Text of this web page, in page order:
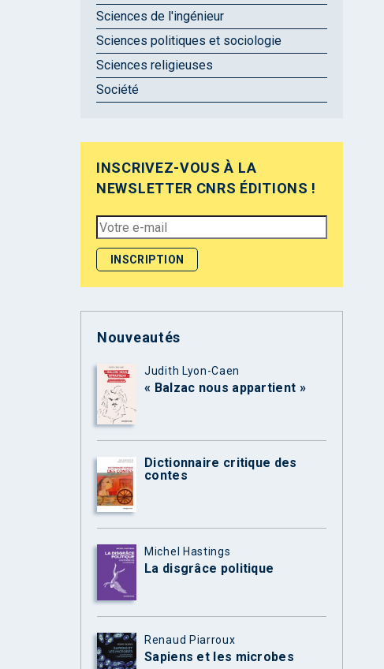
Sciences de l'ingénieur
Sciences politiques et sociologie
Sciences religieuses
Société
INSCRIVEZ-VOUS À LA
NEWSLETTER CNRS ÉDITIONS !
Nouveautés
Judith Lyon-Caen
« Balzac nous appartient »
Dictionnaire critique des
contes
Michel Hastings
La disgrâce politique
Renaud Piarroux
Sapiens et les microbes